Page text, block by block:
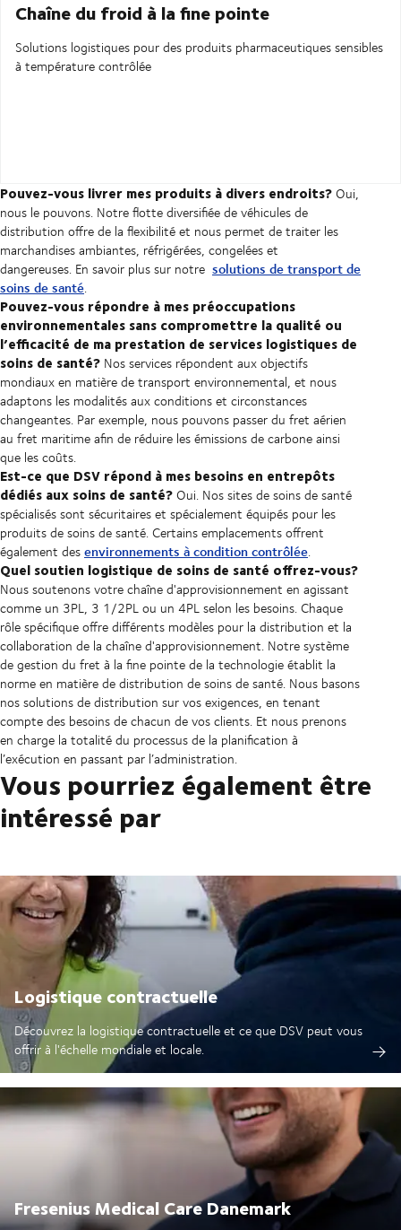
Chaîne du froid à la fine pointe
Solutions logistiques pour des produits pharmaceutiques sensibles
à température contrôlée
Pouvez-vous livrer mes produits à divers endroits?Oui,
nous le pouvons. Notre flotte diversifiée de véhicules de
distribution offre de la flexibilité et nous permet de traiter les
marchandises ambiantes, réfrigérées, congelées et
dangereuses. En savoir plus sur notre solutions de transport de
soins de santé.
Pouvez-vous répondre à mes préoccupations
environnementales sans compromettre la qualité ou
l’efficacité de ma prestation de services logistiques de
soins de santé? Nos services répondent aux objectifs
mondiaux en matière de transport environnemental, et nous
adaptons les modalités aux conditions et circonstances
changeantes. Par exemple, nous pouvons passer du fret aérien
au fret maritime afin de réduire les émissions de carbone ainsi
que les coûts.
Est-ce que DSV répond à mes besoins en entrepôts
dédiés aux soins de santé?Oui. Nos sites de soins de santé
spécialisés sont sécuritaires et spécialement équipés pour les
produits de soins de santé. Certains emplacements offrent
également desenvironnements à condition contrôlée.
Quel soutien logistique de soins de santé offrez-vous?
Nous soutenons votre chaîne d'approvisionnement en agissant
comme un 3PL, 3 1/2PL ou un 4PL selon les besoins. Chaque
rôle spécifique offre différents modèles pour la distribution et la
collaboration de la chaîne d'approvisionnement. Notre système
de gestion du fret à la fine pointe de la technologie établit la
norme en matière de distribution de soins de santé. Nous basons
nos solutions de distribution sur vos exigences, en tenant
compte des besoins de chacun de vos clients. Et nous prenons
en charge la totalité du processus de la planification à
l’exécution en passant par l’administration.
Vous pourriez également être
intéressé par
Logistique contractuelle
Découvrez la logistique contractuelle et ce que DSV peut vous
offrir à l'échelle mondiale et locale.
Fresenius Medical Care Danemark